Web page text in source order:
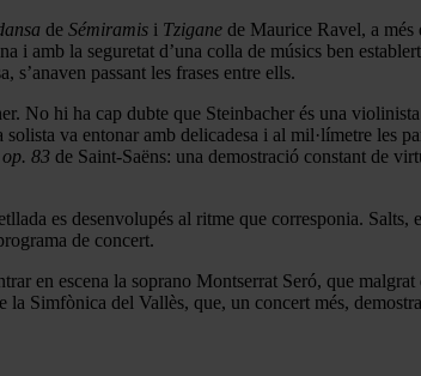
de Sémiramis i Tzigane de Maurice Ravel, a més
i amb la seguretat d’una colla de músics ben
s’anaven passant les frases entre ells.
No hi ha cap dubte que Steinbacher és una
va entonar amb delicadesa i al mil·límetre les
op. 83 de Saint-Saëns: una demostració constant de
es desenvolupés al ritme que corresponia.
de concert.
en escena la soprano Montserrat Seró, que
Simfònica del Vallès, que, un concert més,